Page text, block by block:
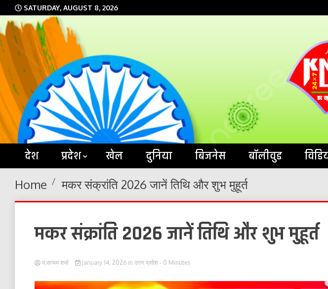
Skip
to
content
SATURDAY, AUGUST 8, 2026
देश प्रदेश खेल दुनिया बिजनेस बॉलीवुड
Home मकर संक्रांति 2026 जानें तिथि और शुभ मुहूर्त
मकर संक्रांति 2026 जानें तिथि और शुभ मुहूर्त
पं.सत्यम शर्मा January 14, 2026 in उत्तर प्रदेश - 0 Minutes